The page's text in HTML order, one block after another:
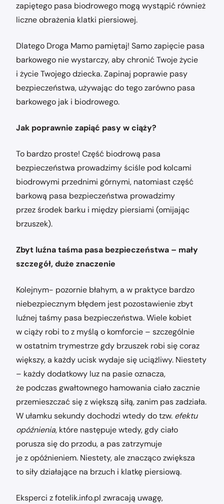
zapiętego pasa biodrowego mogą wystąpić również
liczne obrażenia klatki piersiowej.
Dlatego Droga Mamo pamiętaj! Samo zapięcie pasa
barkowego nie wystarczy, aby chronić Twoje życie
i życie Twojego dziecka. Zapinaj poprawie pasy
bezpieczeństwa, używając do tego zarówno pasa
barkowego jak i biodrowego.
Jak poprawnie zapiąć pasy w ciąży?
To bardzo proste! Część biodrową pasa
bezpieczeństwa prowadzimy ściśle pod kolcami
biodrowymi przednimi górnymi, natomiast część
barkową pasa bezpieczeństwa prowadzimy
przez środek barku i między piersiami (omijając
brzuszek).
Zbyt luźna taśma pasa bezpieczeństwa – mały
szczegół, duże znaczenie
Kolejnym- pozornie błahym, a w praktyce bardzo
niebezpiecznym błędem jest pozostawienie zbyt
luźnej taśmy pasa bezpieczeństwa. Wiele kobiet
w ciąży robi to z myślą o komforcie – szczególnie
w ostatnim trymestrze gdy brzuszek robi się coraz
większy, a każdy ucisk wydaje się uciążliwy. Niestety
– każdy dodatkowy luz na pasie oznacza,
że podczas gwałtownego hamowania ciało zacznie
przemieszczać się z większą siłą, zanim pas zadziała.
W ułamku sekundy dochodzi wtedy do tzw. efektu
opóźnienia, które następuje wtedy, gdy ciało
porusza się do przodu, a pas zatrzymuje
je z opóźnieniem. Niestety, ale znacząco zwiększa
to siły działające na brzuch i klatkę piersiową.
Eksperci z fotelik.info.pl zwracają uwagę,